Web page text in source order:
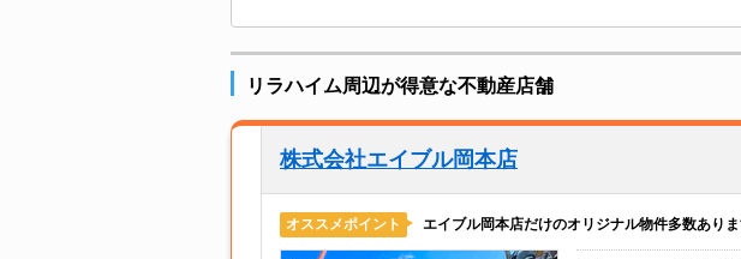
リラハイム周辺が得意な不動産店舗
株式会社エイブル岡本店
オススメポイント エイブル岡本店だけのオリジナル物件多数ありま